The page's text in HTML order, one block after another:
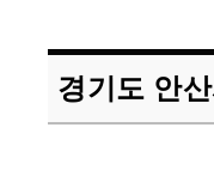
경기도 안